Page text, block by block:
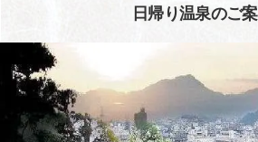
日帰り温泉のご